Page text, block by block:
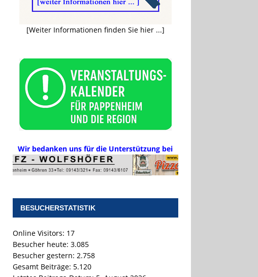
[Weiter Informationen finden Sie hier ...]
Wir bedanken uns für die Unterstützung bei
BESUCHERSTATISTIK
Online Visitors: 17
Besucher heute: 3.085
Besucher gestern: 2.758
Gesamt Beiträge: 5.120